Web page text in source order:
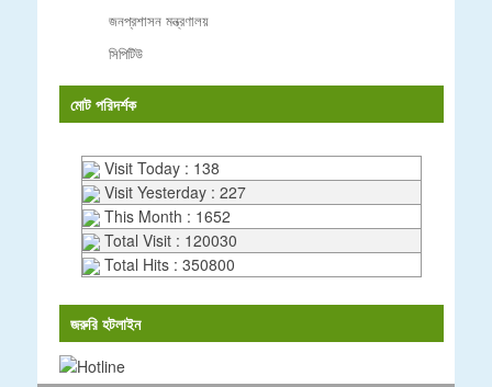
জনপ্রশাসন মন্ত্রণালয়
সিপিটিউ
মোট পরিদর্শক
Visit Today : 138
Visit Yesterday : 227
This Month : 1652
Total Visit : 120030
Total Hits : 350800
জরুরি হটলাইন